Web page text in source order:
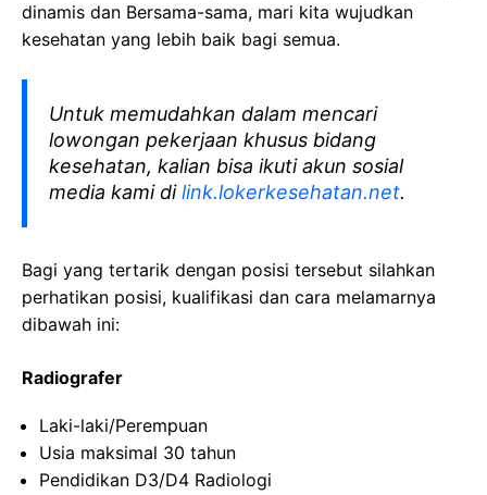
dinamis dan Bersama-sama, mari kita wujudkan
kesehatan yang lebih baik bagi semua.
Untuk memudahkan dalam mencari
lowongan pekerjaan khusus bidang
kesehatan, kalian bisa ikuti akun sosial
media kami dilink.lokerkesehatan.net.
Bagi yang tertarik dengan posisi tersebut silahkan
perhatikan posisi, kualifikasi dan cara melamarnya
dibawah ini:
Radiografer
Laki-laki/Perempuan
Usia maksimal 30 tahun
Pendidikan D3/D4 Radiologi